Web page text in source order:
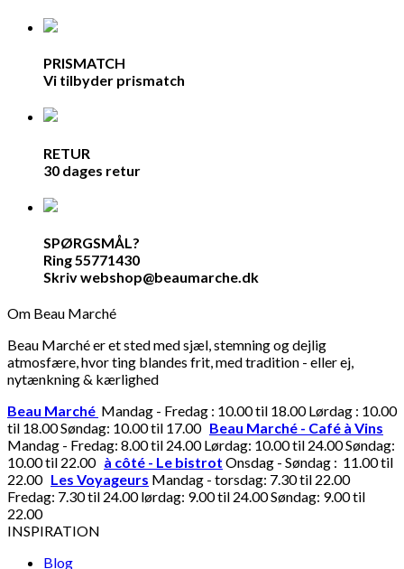
PRISMATCH
Vi tilbyder prismatch
RETUR
30 dages retur
SPØRGSMÅL?
Ring 55771430
Skriv webshop@beaumarche.dk
Om Beau Marché
Beau Marché er et sted med sjæl, stemning og dejlig
atmosfære, hvor ting blandes frit, med tradition - eller ej,
nytænkning & kærlighed
Beau Marché Mandag - Fredag : 10.00 til 18.00 Lørdag : 10.00
til 18.00 Søndag: 10.00 til 17.00 Beau Marché - Café à Vins
Mandag - Fredag: 8.00 til 24.00 Lørdag: 10.00 til 24.00 Søndag:
10.00 til 22.00 à côté - Le bistrot Onsdag - Søndag : 11.00 til
22.00 Les Voyageurs Mandag - torsdag: 7.30 til 22.00
Fredag: 7.30 til 24.00 lørdag: 9.00 til 24.00 Søndag: 9.00 til
22.00
INSPIRATION
Blog